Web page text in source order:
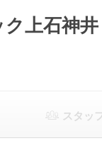
上石神井
スタッ